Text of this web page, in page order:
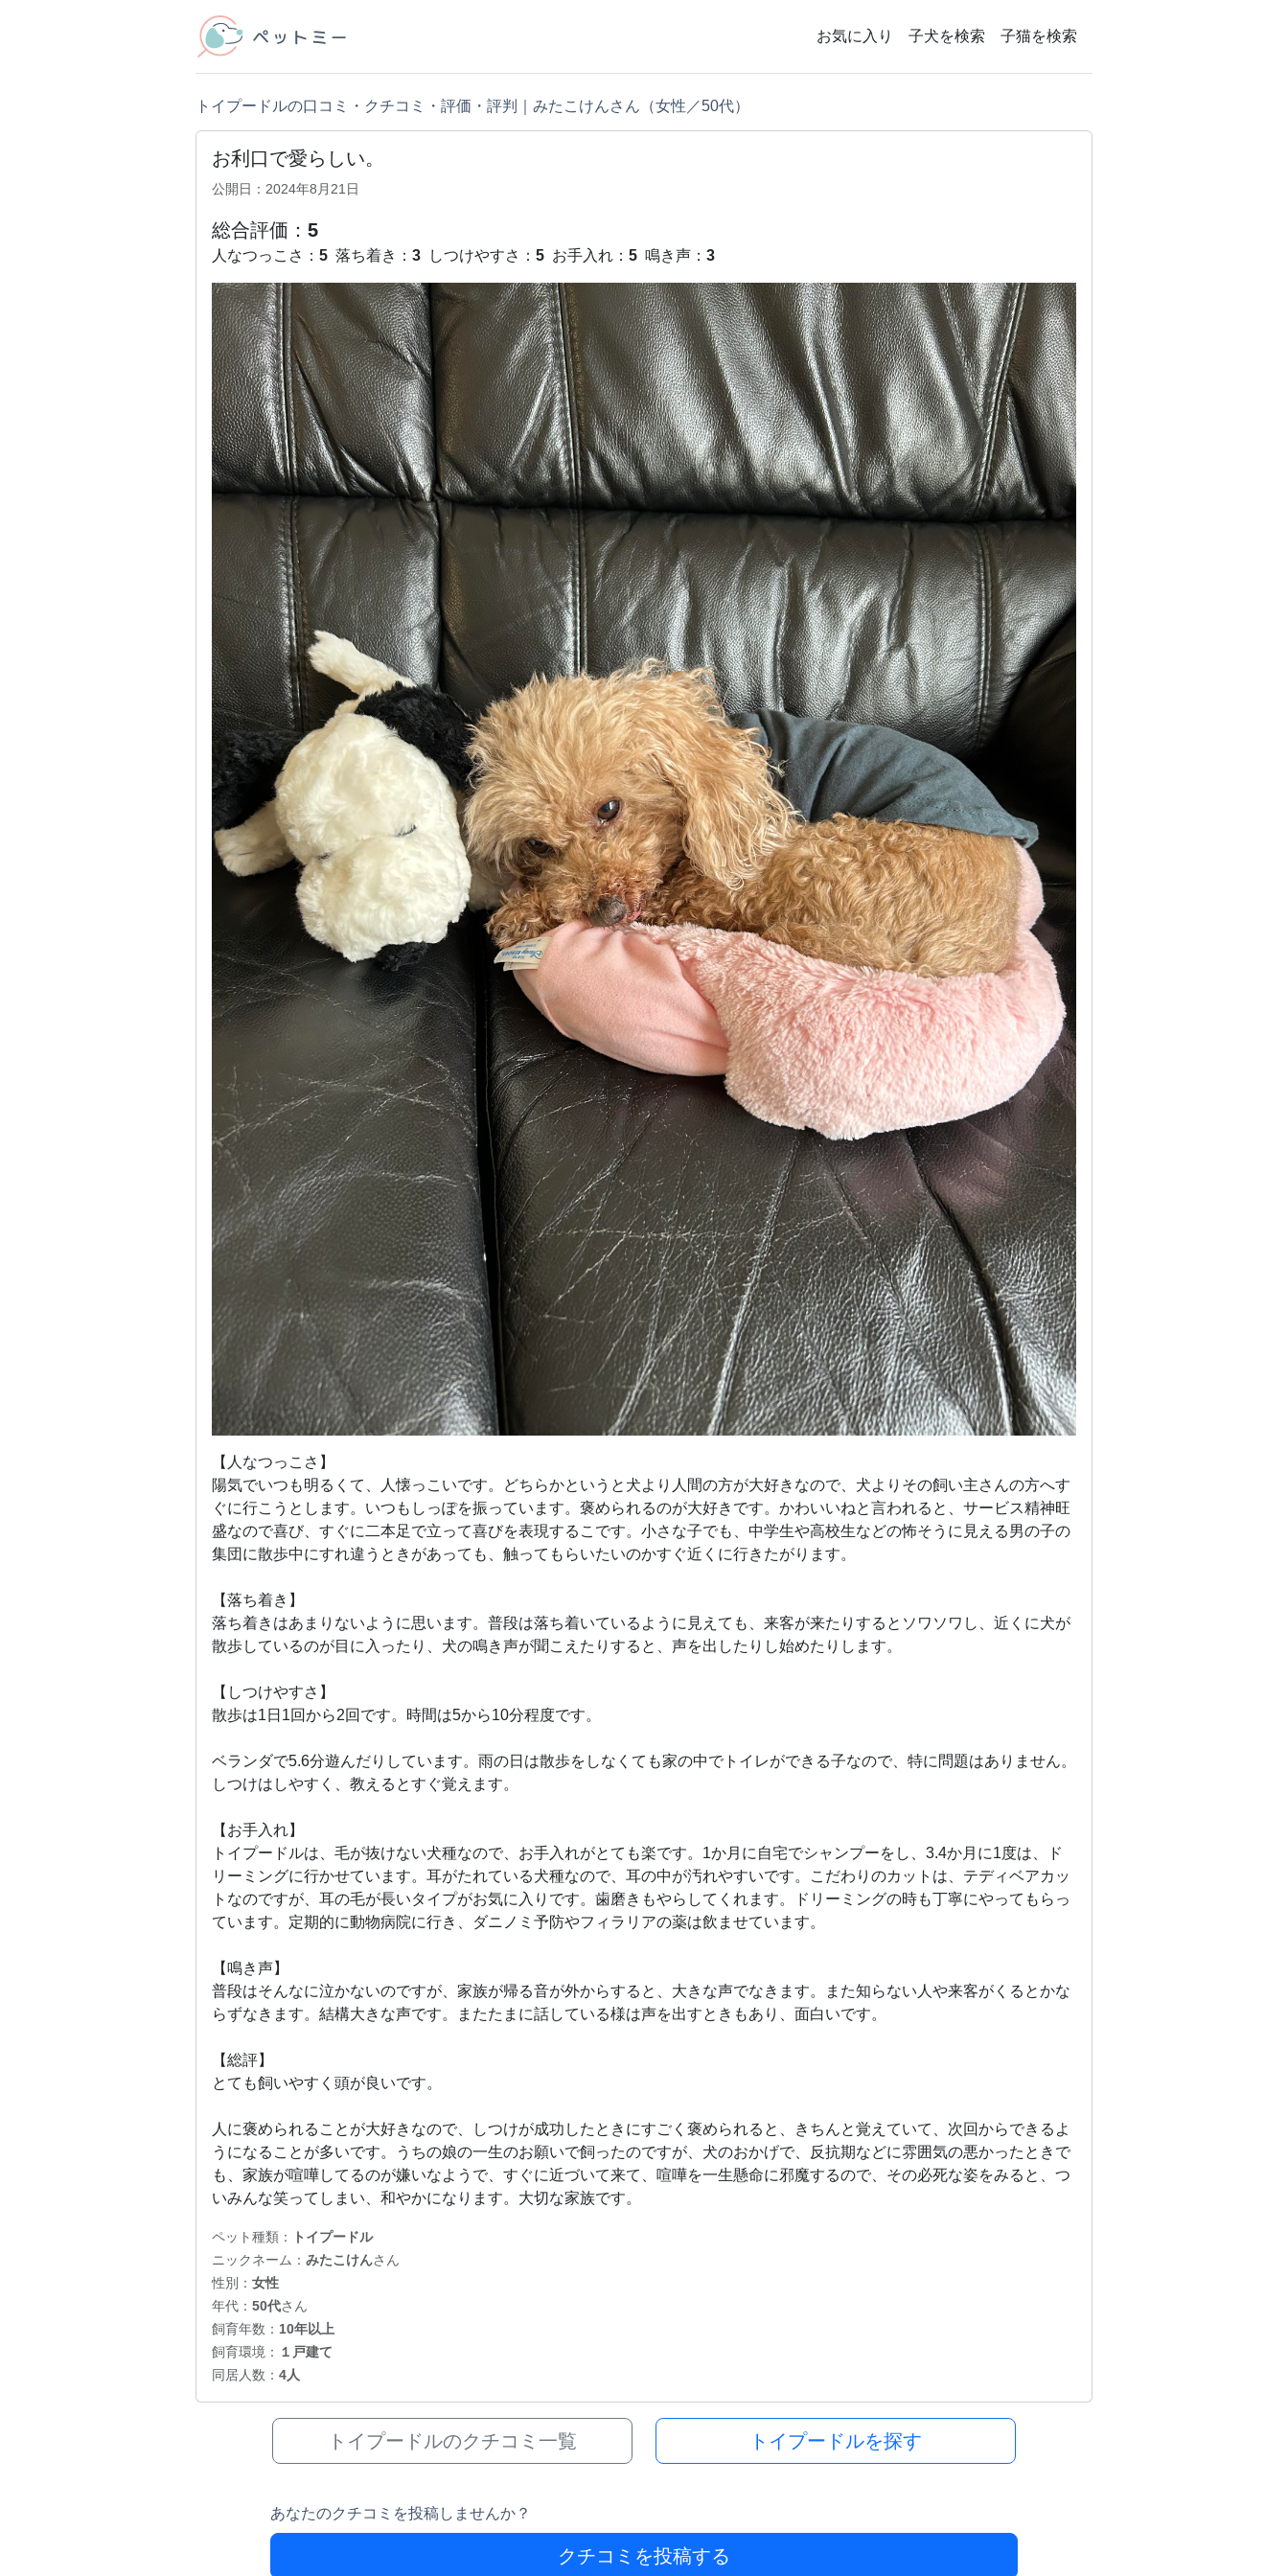
お気に入り 子犬を検索 子猫を検索
トイプードルの口コミ・クチコミ・評価・評判｜みたこけんさん（女性／50代）
お利口で愛らしい。
公開日：2024年8月21日
総合評価： 5
人なつっこさ： 5 落ち着き： 3 しつけやすさ： 5 お手入れ： 5 鳴き声： 3
【人なつっこさ】
陽気でいつも明るくて、人懐っこいです。どちらかというと犬より人間の方が大好きなので、犬よりその飼い主さんの方へす
ぐに行こうとします。いつもしっぽを振っています。褒められるのが大好きです。かわいいねと言われると、サービス精神旺
盛なので喜び、すぐに二本足で立って喜びを表現するこです。小さな子でも、中学生や高校生などの怖そうに見える男の子の
集団に散歩中にすれ違うときがあっても、触ってもらいたいのかすぐ近くに行きたがります。
【落ち着き】
落ち着きはあまりないように思います。普段は落ち着いているように見えても、来客が来たりするとソワソワし、近くに犬が
散歩しているのが目に入ったり、犬の鳴き声が聞こえたりすると、声を出したりし始めたりします。
【しつけやすさ】
散歩は1日1回から2回です。時間は5から10分程度です。
ベランダで5.6分遊んだりしています。雨の日は散歩をしなくても家の中でトイレができる子なので、特に問題はありません。
しつけはしやすく、教えるとすぐ覚えます。
【お手入れ】
トイプードルは、毛が抜けない犬種なので、お手入れがとても楽です。1か月に自宅でシャンプーをし、3.4か月に1度は、ド
リーミングに行かせています。耳がたれている犬種なので、耳の中が汚れやすいです。こだわりのカットは、テディベアカッ
トなのですが、耳の毛が長いタイプがお気に入りです。歯磨きもやらしてくれます。ドリーミングの時も丁寧にやってもらっ
ています。定期的に動物病院に行き、ダニノミ予防やフィラリアの薬は飲ませています。
【鳴き声】
普段はそんなに泣かないのですが、家族が帰る音が外からすると、大きな声でなきます。また知らない人や来客がくるとかな
らずなきます。結構大きな声です。またたまに話している様は声を出すときもあり、面白いです。
【総評】
とても飼いやすく頭が良いです。
人に褒められることが大好きなので、しつけが成功したときにすごく褒められると、きちんと覚えていて、次回からできるよ
うになることが多いです。うちの娘の一生のお願いで飼ったのですが、犬のおかげで、反抗期などに雰囲気の悪かったときで
も、家族が喧嘩してるのが嫌いなようで、すぐに近づいて来て、喧嘩を一生懸命に邪魔するので、その必死な姿をみると、つ
いみんな笑ってしまい、和やかになります。大切な家族です。
ペット種類：
トイプードル
ニックネーム： みたこけんさん
性別： 女性
年代： 50代さん
飼育年数： 10年以上
飼育環境： １戸建て
同居人数： 4人
トイプードルのクチコミ一覧 トイプードルを探す
あなたのクチコミを投稿しませんか？
クチコミを投稿する